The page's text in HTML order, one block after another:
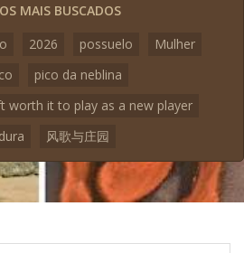
MAIS BUSCADOS
2026 possuelo
Mulher
pico da neblina
worth it to play as a new player
风歌与庄园